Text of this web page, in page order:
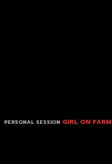
PERSONAL SESSION GIRL ON FARM